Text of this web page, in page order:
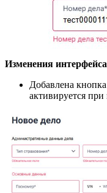
Изменения
Добавлена
активируется при